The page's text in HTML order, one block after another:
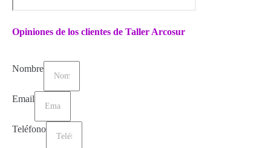
Opiniones de los clientes de Taller Arcosur
Nombre
Email
Teléfono